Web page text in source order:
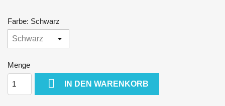
Farbe: Schwarz
Menge
 IN DEN WARENKORB